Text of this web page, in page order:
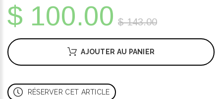
$ 100.00 $ 143.00
AJOUTER AU PANIER
RÉSERVER CET ARTICLE